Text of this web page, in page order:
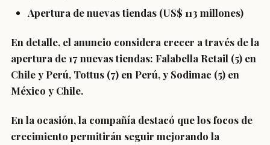
Apertura de nuevas tiendas (US$ 113 millones)
En detalle, el anuncio considera crecer a través de la
apertura de 17 nuevas tiendas: Falabella Retail (5) en
Chile y Perú, Tottus (7) en Perú, y Sodimac (5) en
México y Chile.
En la ocasión, la compañía destacó que los focos de
crecimiento permitirán seguir mejorando la